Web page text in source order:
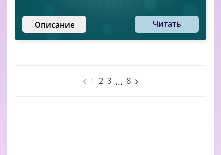
Описание Читать
‹ 1 2 3 ... 8 ›